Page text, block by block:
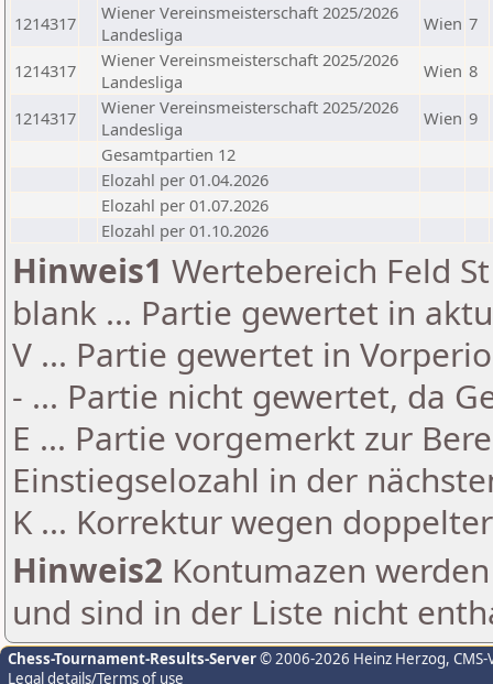
1214317
Wiener Vereinsmeisterschaft 2025/2026
Landesliga
Wien 7
1214317
Wiener Vereinsmeisterschaft 2025/2026
Landesliga
Wien 8
1214317
Wiener Vereinsmeisterschaft 2025/2026
Landesliga
Wien 9
Gesamtpartien 12
Elozahl per 01.04.2026
Elozahl per 01.07.2026
Elozahl per 01.10.2026
Hinweis1 Wertebereich Feld
blank ... Partie gewertet in
V ... Partie gewertet in
- ... Partie nicht gewertet, da
E ... Partie vorgemerkt zur
Einstiegselozahl in der
K ... Korrektur wegen
Hinweis2 Kontumazen
und sind in der Liste nicht
Chess-Tournament-Results-Server© 2006-2026 Heinz Herzog,
Legal details/Terms of use